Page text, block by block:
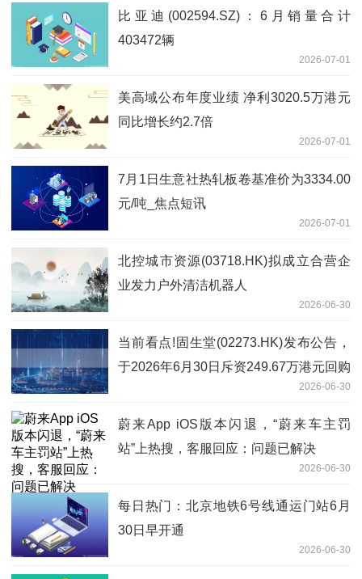
比亚迪(002594.SZ)：6月销量合计
403472辆
2026-07-01
美高域公布年度业绩 净利3020.5万港元
同比增长约2.7倍
2026-07-01
7月1日生意社热轧板卷基准价为3334.00
元/吨_焦点短讯
2026-07-01
北控城市资源(03718.HK)拟成立合营企
业发力户外清洁机器人
2026-06-30
当前看点!固生堂(02273.HK)发布公告，
于2026年6月30日斥资249.67万港元回购
2026-06-30
蔚来App iOS版本闪退，“蔚来车主罚
站”上热搜，客服回应：问题已解决
2026-06-30
每日热门：北京地铁6号线通运门站6月
30日早开通
2026-06-30